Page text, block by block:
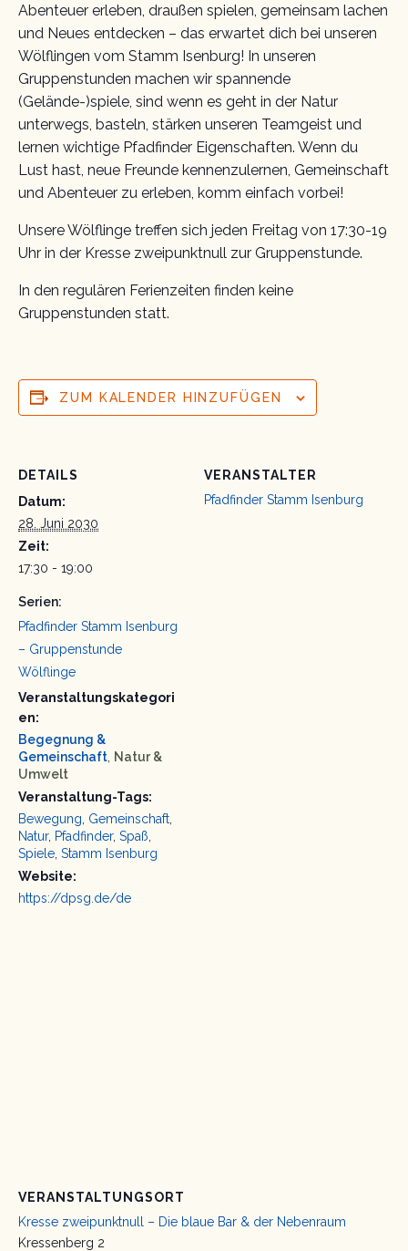
Abenteuer erleben, draußen spielen, gemeinsam lachen
und Neues entdecken – das erwartet dich bei unseren
Wölflingen vom Stamm Isenburg! In unseren
Gruppenstunden machen wir spannende
(Gelände-)spiele, sind wenn es geht in der Natur
unterwegs, basteln, stärken unseren Teamgeist und
lernen wichtige Pfadfinder Eigenschaften. Wenn du
Lust hast, neue Freunde kennenzulernen, Gemeinschaft
und Abenteuer zu erleben, komm einfach vorbei!
Unsere Wölflinge treffen sich jeden Freitag von 17:30-19
Uhr in der Kresse zweipunktnull zur Gruppenstunde.
In den regulären Ferienzeiten finden keine
Gruppenstunden statt.
ZUM KALENDER HINZUFÜGEN
DETAILS
Datum:
28. Juni 2030
Zeit:
17:30 - 19:00
Serien:
Pfadfinder Stamm Isenburg
– Gruppenstunde
Wölflinge
Veranstaltungskategori
en:
Begegnung &
Gemeinschaft Natur &
Umwelt
Veranstaltung-Tags:
Bewegung Gemeinschaft
Natur, Pfadfinder, Spaß
Spiele Stamm Isenburg
Website:
https://dpsg.de/de
VERANSTALTER
Pfadfinder Stamm Isenburg
VERANSTALTUNGSORT
Kresse zweipunktnull – Die blaue Bar & der Nebenraum
Kressenberg 2